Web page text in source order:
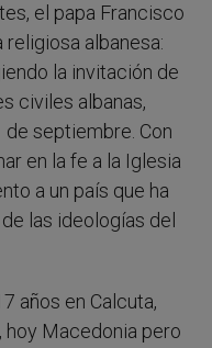
el papa Francisco
religiosa albanesa:
la invitación de
civiles albanas,
septiembre. Con
en la fe a la Iglesia
a un país que ha
las ideologías del
años en Calcuta,
hoy Macedonia pero